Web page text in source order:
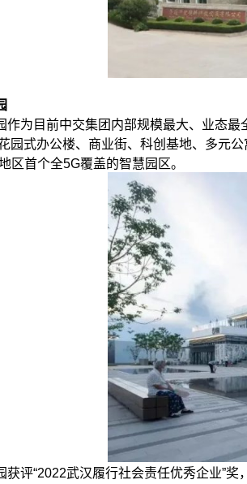
作为目前中交集团内部规模最大、业态
园式办公楼、商业街、科创基地、多元
区首个全5G覆盖的智慧园区。
获评“2022武汉履行社会责任优秀企业”